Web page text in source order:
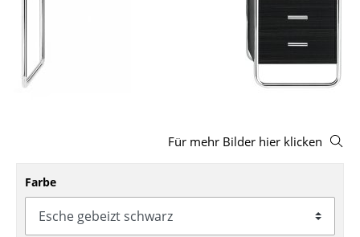
Bänke & Liegen
Schaukelstühle
Bürodrehstühle
Für mehr Bilder hier klicken
Farbe